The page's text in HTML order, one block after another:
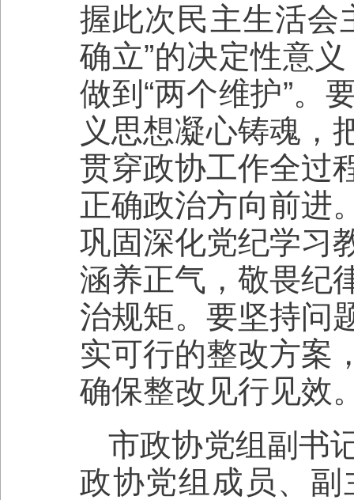
握此次民主生活会
确立”的决定性意
做到“两个维护”。
义思想凝心铸魂，
贯穿政协工作全过
正确政治方向前进
巩固深化党纪学习
涵养正气，敬畏纪
治规矩。要坚持问
实可行的整改方案
确保整改见行见效
市政协党组副书
政协党组成员、